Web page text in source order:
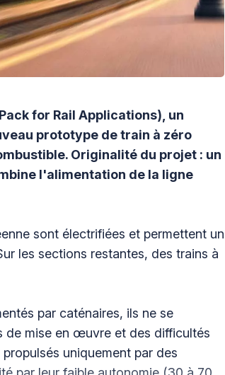
for Rail Applications), un
prototype de train à zéro
Originalité du projet : un
l'alimentation de la ligne
sont électrifiées et permettent un
les sections restantes, des trains à
par caténaires, ils ne se
de mise en œuvre et des difficultés
uniquement par des